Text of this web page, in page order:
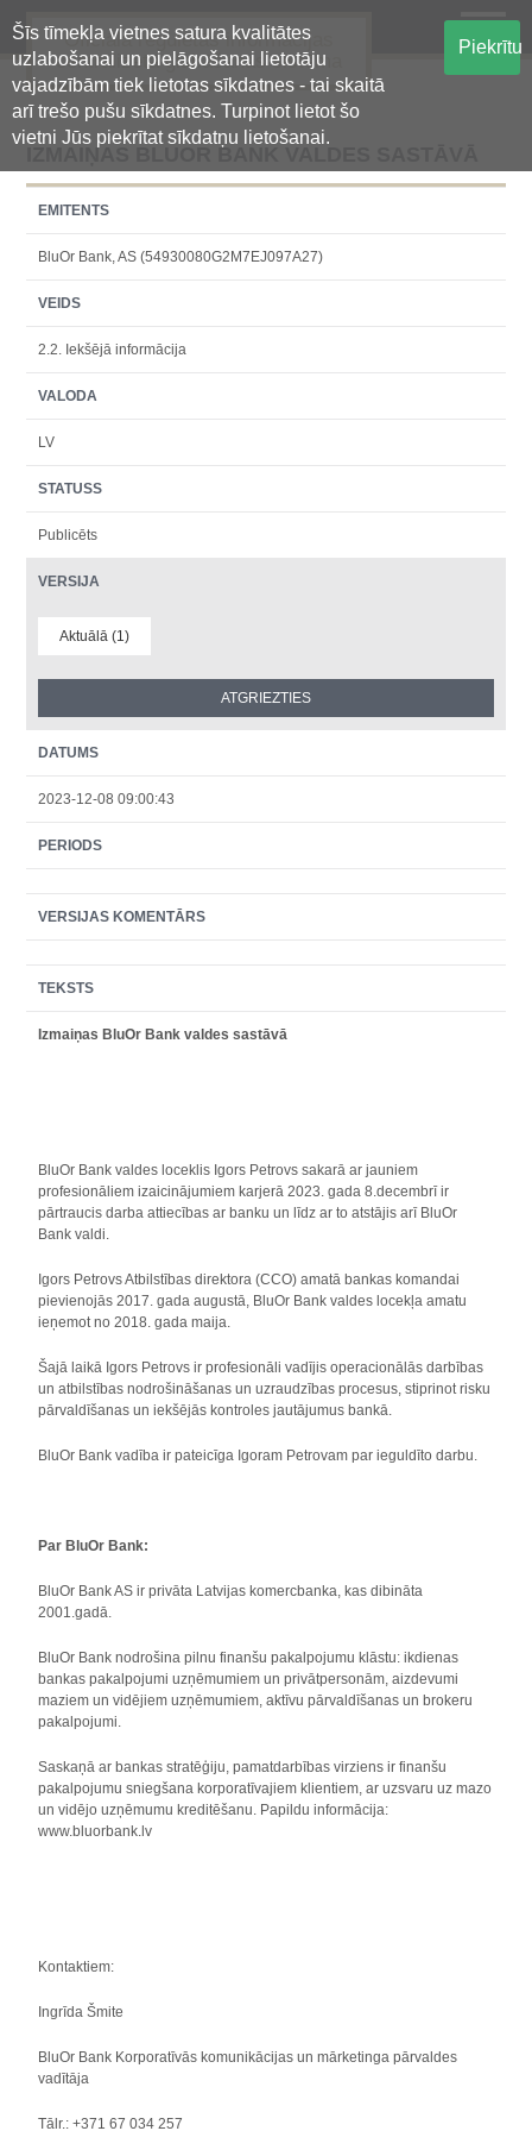
Šīs tīmekļa vietnes satura kvalitātes
uzlabošanai un pielāgošanai lietotāju
vajadzībām tiek lietotas sīkdatnes - tai skaitā
arī trešo pušu sīkdatnes. Turpinot lietot šo
vietni Jūs piekrītat sīkdatņu lietošanai.
Piekrītu
Oficiālā regulētās informācijas
centralizētā glabāšanas sistēma
IZMAIŅAS BLUOR BANK VALDES SASTĀVĀ
EMITENTS
BluOr Bank, AS (54930080G2M7EJ097A27)
VEIDS
2.2. Iekšējā informācija
VALODA
LV
STATUSS
Publicēts
VERSIJA
Aktuālā (1)
DATUMS
2023-12-08 09:00:43
PERIODS
VERSIJAS KOMENTĀRS
TEKSTS
Izmaiņas BluOr Bank valdes sastāvā
BluOr Bank valdes loceklis Igors Petrovs sakarā ar jauniem
profesionāliem izaicinājumiem karjerā 2023. gada 8.decembrī ir
pārtraucis darba attiecības ar banku un līdz ar to atstājis arī BluOr
Bank valdi.
Igors Petrovs Atbilstības direktora (CCO) amatā bankas komandai
pievienojās 2017. gada augustā, BluOr Bank valdes locekļa amatu
ieņemot no 2018. gada maija.
Šajā laikā Igors Petrovs ir profesionāli vadījis operacionālās darbības
un atbilstības nodrošināšanas un uzraudzības procesus, stiprinot risku
pārvaldīšanas un iekšējās kontroles jautājumus bankā.
BluOr Bank vadība ir pateicīga Igoram Petrovam par ieguldīto darbu.
Par BluOr Bank:
BluOr Bank AS ir privāta Latvijas komercbanka, kas dibināta
2001.gadā.
BluOr Bank nodrošina pilnu finanšu pakalpojumu klāstu: ikdienas
bankas pakalpojumi uzņēmumiem un privātpersonām, aizdevumi
maziem un vidējiem uzņēmumiem, aktīvu pārvaldīšanas un brokeru
pakalpojumi.
Saskaņā ar bankas stratēģiju, pamatdarbības virziens ir finanšu
pakalpojumu sniegšana korporatīvajiem klientiem, ar uzsvaru uz mazo
un vidējo uzņēmumu kreditēšanu. Papildu informācija:
www.bluorbank.lv
Kontaktiem:
Ingrīda Šmite
BluOr Bank Korporatīvās komunikācijas un mārketinga pārvaldes
vadītāja
Tālr.: +371 67 034 257